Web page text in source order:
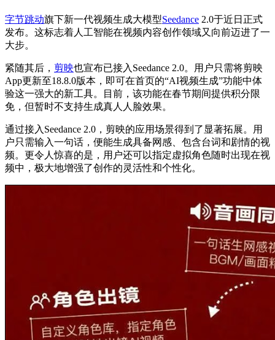
字节跳动旗下新一代视频生成大模型Seedance 2.0于近日正式
发布。这标志着人工智能在视频内容创作领域又向前迈进了一
大步。
紧随其后， 剪映也宣布已接入Seedance 2.0。用户只需将剪映
App更新至18.8.0版本，即可在首页的“AI视频生成”功能中体
验这一强大的新工具。目前，该功能在春节期间提供积分限
免，但暂时不支持生成真人人脸效果。
通过接入Seedance 2.0，剪映的应用场景得到了显著拓展。用
户只需输入一句话，便能生成具备网感、包含台词和剧情的视
频。更令人惊喜的是，用户还可以指定虚拟角色随时出现在视
频中，极大地增强了创作的灵活性和个性化。